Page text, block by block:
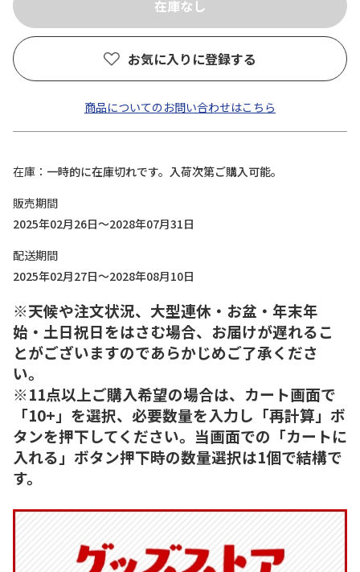
お気に入りに登録する
商品についてのお問い合わせはこちら
在庫
一時的に在庫切れです。入荷次第ご購入可能。
販売期間
2025年02月26日～2028年07月31日
配送期間
2025年02月27日～2028年08月10日
※天候や注文状況、大型連休・お盆・年末年
始・土日祝日をはさむ場合、お届けが遅れるこ
とがございますのであらかじめご了承くださ
い。
※11点以上ご購入希望の場合は、カート画面で
「10+」を選択、必要数量を入力し「再計算」ボ
タンを押下してください。当画面での「カートに
入れる」ボタン押下時の数量選択は1個で結構で
す。